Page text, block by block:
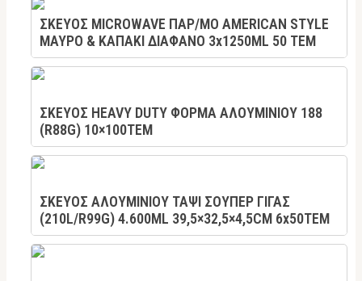
ΣΚΕΥΟΣ MICROWAVE ΠΑΡ/ΜΟ AMERICAN STYLE
ΜΑΥΡΟ & ΚΑΠΑΚΙ ΔΙΑΦΑΝΟ 3x1250ML 50 TEM
ΣΚΕΥΟΣ HEAVY DUTΥ ΦΟΡΜΑ ΑΛΟΥΜΙΝΙΟΥ 188
(R88G) 10×100ΤΕΜ
ΣΚΕΥΟΣ ΑΛΟΥΜΙΝΙΟΥ ΤΑΨΙ ΣΟΥΠΕΡ ΓΙΓΑΣ
(210L/R99G) 4.600ML 39,5×32,5×4,5CM 6x50TEM